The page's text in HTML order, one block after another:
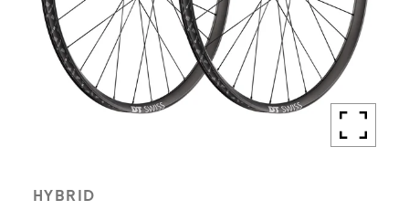
简体中文
HYBRID